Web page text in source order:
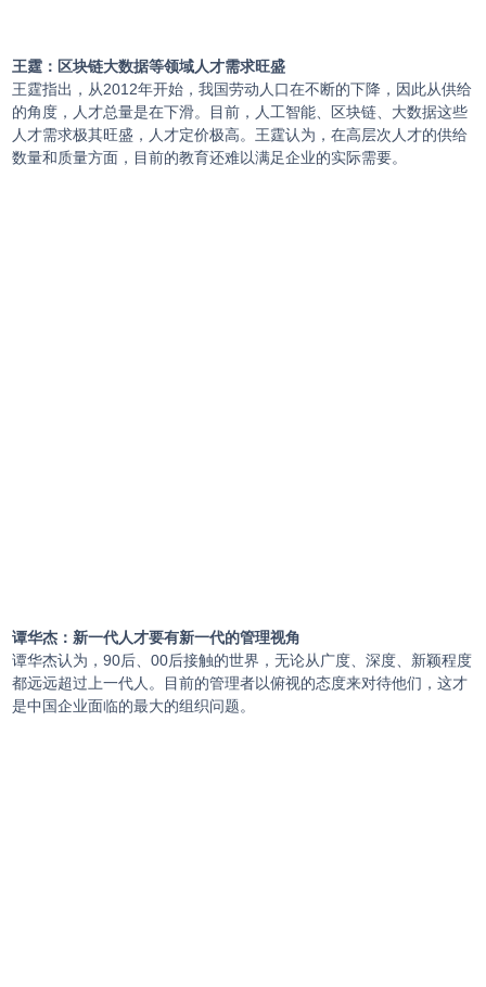
王霆：区块链大数据等领域人才需求旺盛
王霆指出，从2012年开始，我国劳动人口在不断的下降，因此从供给
的角度，人才总量是在下滑。目前，人工智能、区块链、大数据这些
人才需求极其旺盛，人才定价极高。王霆认为，在高层次人才的供给
数量和质量方面，目前的教育还难以满足企业的实际需要。
谭华杰：新一代人才要有新一代的管理视角
谭华杰认为，90后、00后接触的世界，无论从广度、深度、新颖程度
都远远超过上一代人。目前的管理者以俯视的态度来对待他们，这才
是中国企业面临的最大的组织问题。